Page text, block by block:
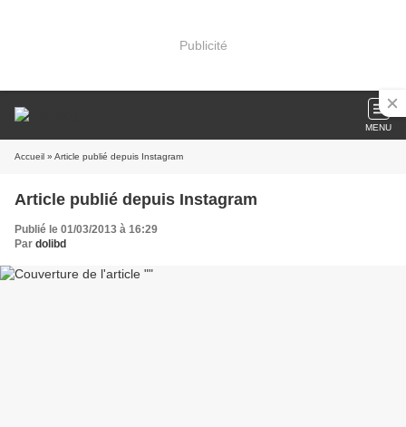
Publicité
MENU
Accueil » Article publié depuis Instagram
Article publié depuis Instagram
Publié le 01/03/2013 à 16:29
Par dolibd